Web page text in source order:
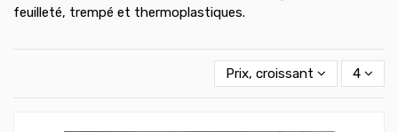
feuilleté, trempé et thermoplastiques.
Prix, croissant 4